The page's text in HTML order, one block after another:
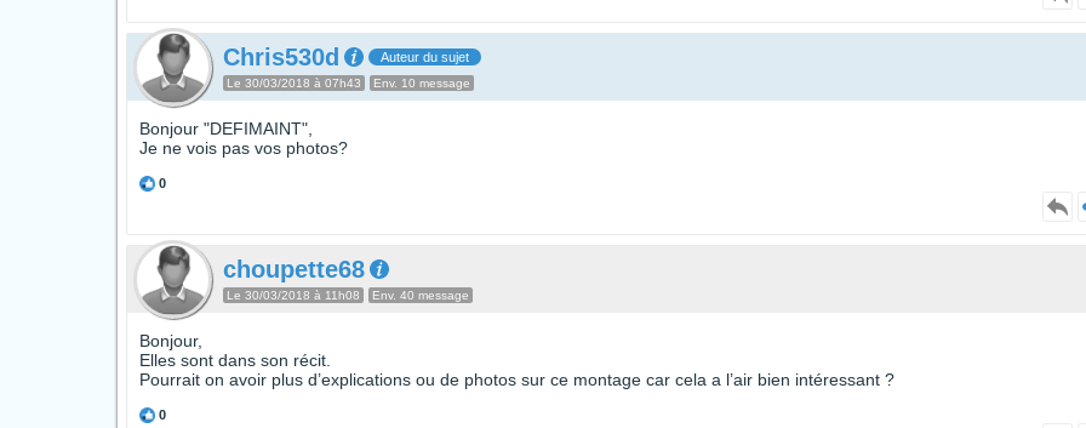
Chris530d Auteur du sujet
Le 30/03/2018 à 07h43 Env. 10 message
Bonjour "DEFIMAINT",
Je ne vois pas vos photos?
0
choupette68
Le 30/03/2018 à 11h08 Env. 40 message
Bonjour,
Elles sont dans son récit.
Pourrait on avoir plus d’explications ou de photos sur ce montage car cela a l’air bien intéressant ?
0